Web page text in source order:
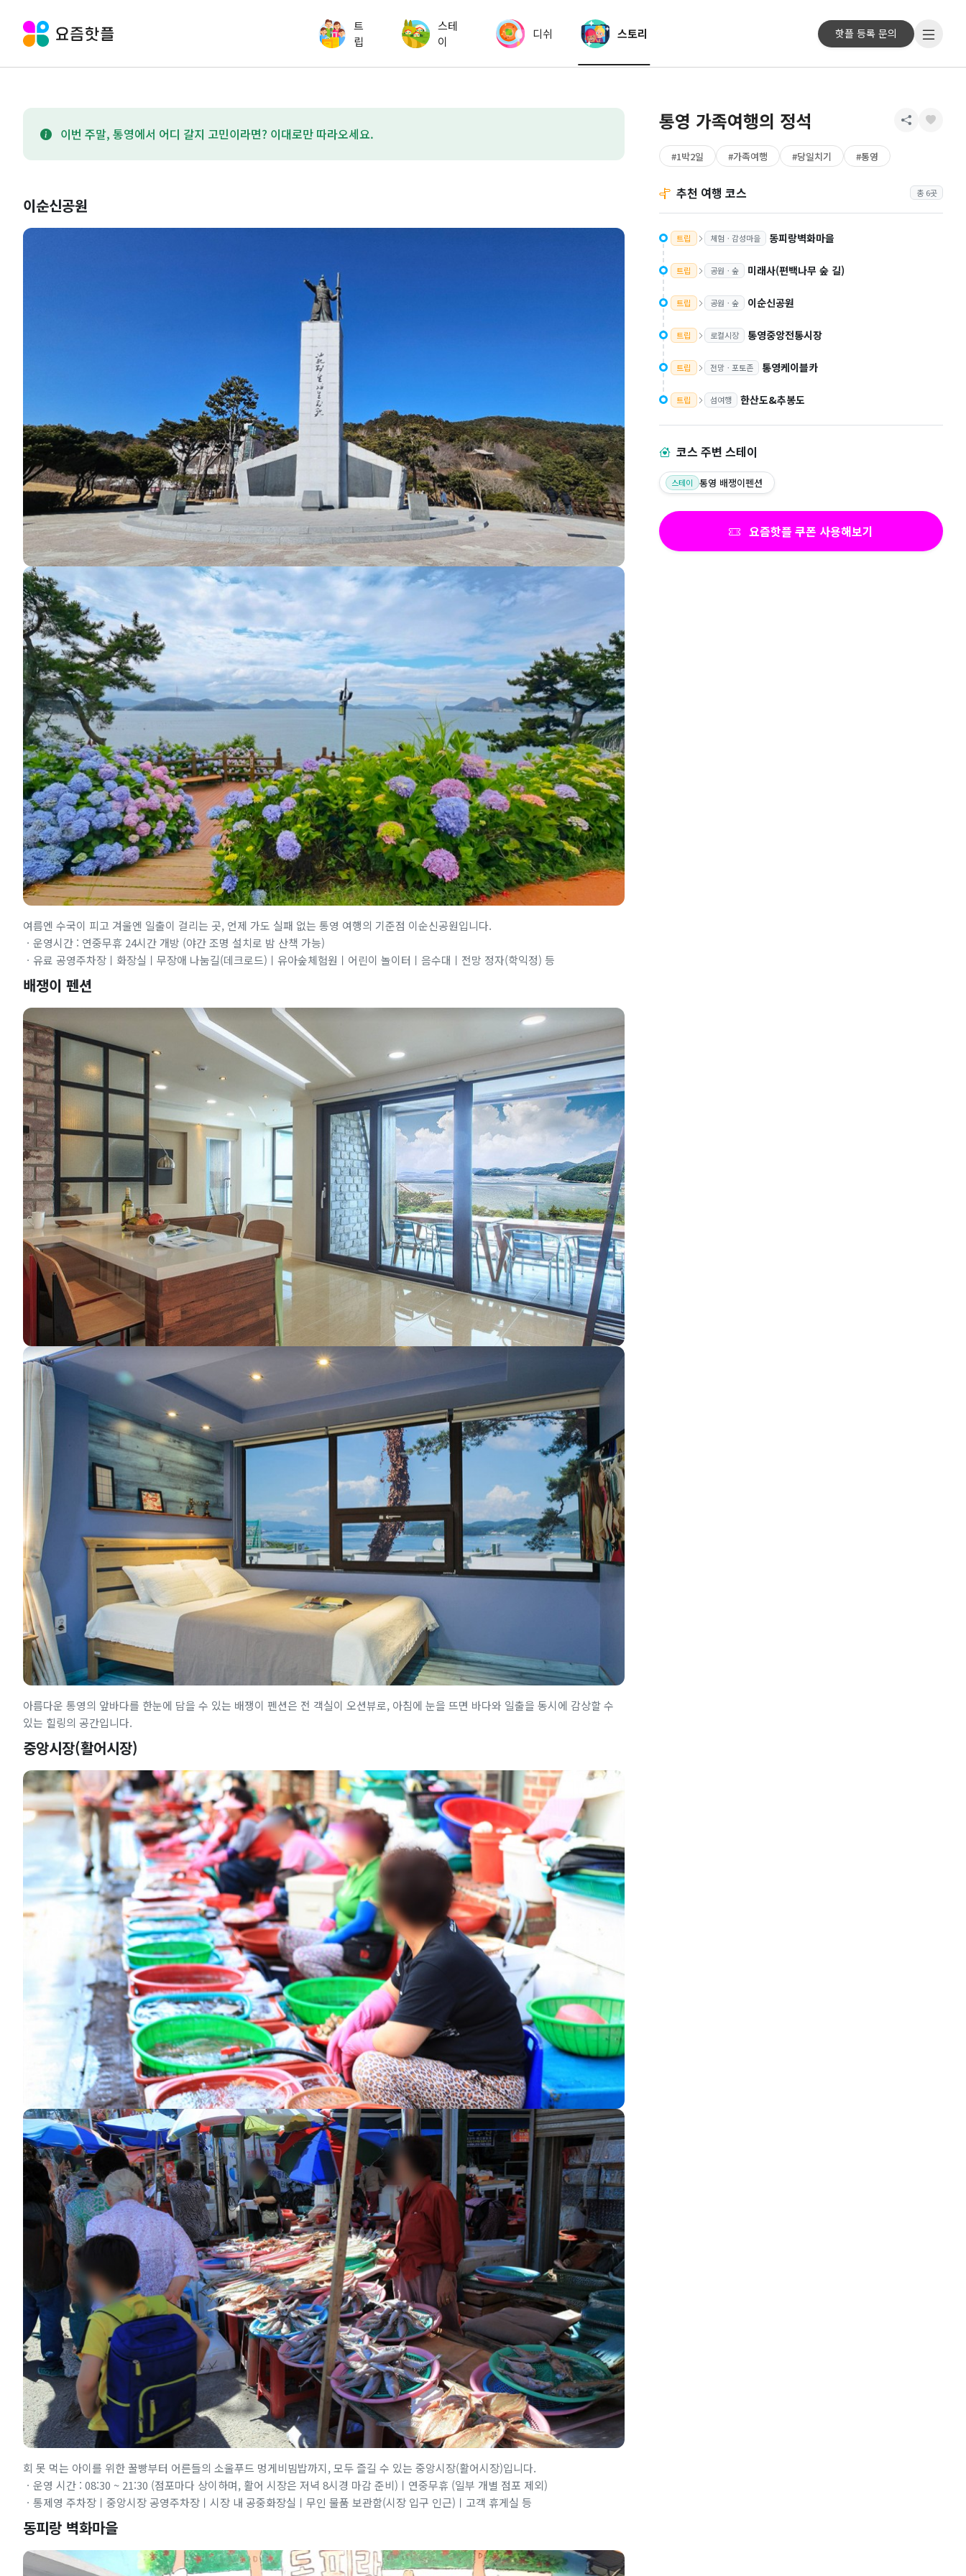
트
립
스테
이
디쉬 스토리 핫플 등록
이번 주말, 통영에서 어디 갈지 고민이라면? 이대로만 따라오세요.
이순신공원
여름엔 수국이 피고 겨울엔 일출이 걸리는 곳, 언제 가도 실패 없는 통영 여행의 기준점 이순신공원입니다.
ㆍ운영시간 : 연중무휴 24시간 개방 (야간 조명 설치로 밤 산책 가능)
ㆍ유료 공영주차장ㅣ화장실ㅣ무장애 나눔길(데크로드)ㅣ유아숲체험원ㅣ어린이 놀이터ㅣ음수대ㅣ전망 정자(학익정) 등
배쟁이 펜션
아름다운 통영의 앞바다를 한눈에 담을 수 있는 배쟁이 펜션은 전 객실이 오션뷰로, 아침에 눈을 뜨면 바다와 일출을 동시에 감상할 수
있는 힐링의 공간입니다.
중앙시장(활어시장)
회 못 먹는 아이를 위한 꿀빵부터 어른들의 소울푸드 멍게비빔밥까지, 모두 즐길 수 있는 중앙시장(활어시장)입니다.
ㆍ운영 시간 : 08:30 ~ 21:30 (점포마다 상이하며, 활어 시장은 저녁 8시경 마감 준비)ㅣ연중무휴 (일부 개별 점포 제외)
ㆍ통제영 주차장ㅣ중앙시장 공영주차장ㅣ시장 내 공중화장실ㅣ무인 물품 보관함(시장 입구 인근)ㅣ고객 휴게실 등
동피랑 벽화마을
통영 가족여행의 정석
#1박2일 #가족여행 #당일치기 #통영
추천 여행 코스 총 6곳
트립 체험ㆍ감성마을 동피랑벽화마을
트립 공원ㆍ숲 미래사(편백나무 숲 길)
트립 공원ㆍ숲 이순신공원
트립 로컬시장 통영중앙전통시장
트립 전망ㆍ포토존 통영케이블카
트립 섬여행 한산도&추봉도
코스 주변 스테이
스테이 통영 배쟁이펜션
요즘핫플 쿠폰 사용해보기